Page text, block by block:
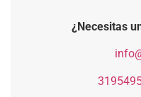
¿Necesitas